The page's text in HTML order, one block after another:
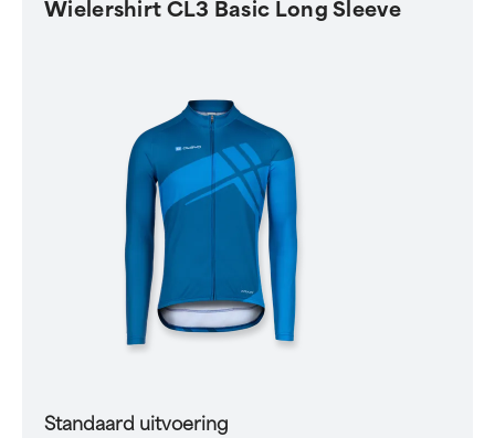
Wielershirt CL3 Basic Long Sleeve
Standaard uitvoering